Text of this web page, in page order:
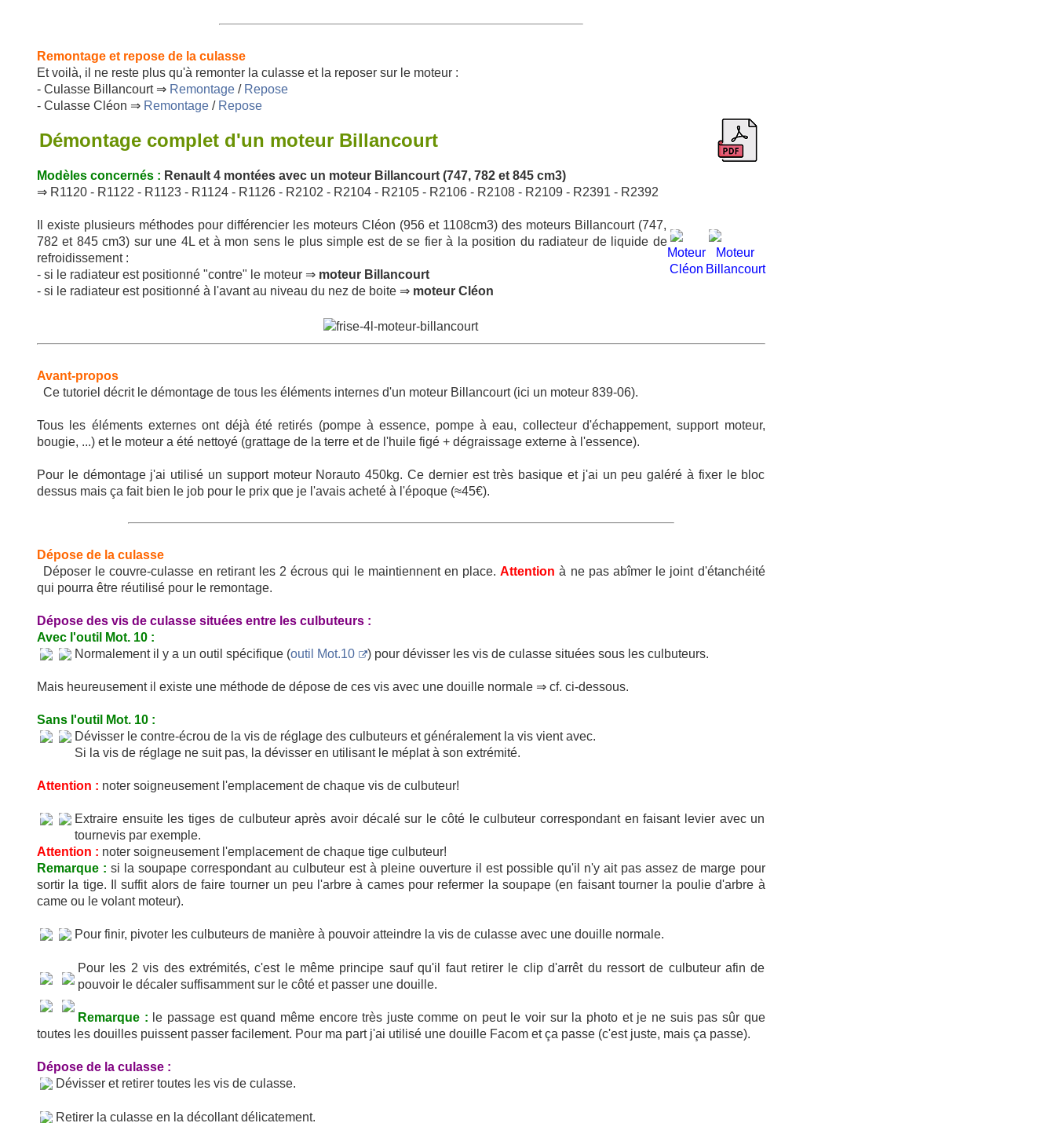
Remontage et repose de la culasse
Et voilà, il ne reste plus qu'à remonter la culasse et la reposer sur le moteur :
- Culasse Billancourt ⇒ Remontage / Repose
- Culasse Cléon ⇒ Remontage / Repose
Démontage complet d'un moteur Billancourt
Modèles concernés : Renault 4 montées avec un moteur Billancourt (747, 782 et 845 cm3)
⇒ R1120 - R1122 - R1123 - R1124 - R1126 - R2102 - R2104 - R2105 - R2106 - R2108 - R2109 - R2391 - R2392
Moteur
Billancourt
Moteur
Cléon
Il existe plusieurs méthodes pour différencier les moteurs Cléon (956 et 1108cm3) des moteurs Billancourt (747,
782 et 845 cm3) sur une 4L et à mon sens le plus simple est de se fier à la position du radiateur de liquide de
refroidissement :
- si le radiateur est positionné "contre" le moteur ⇒ moteur Billancourt
- si le radiateur est positionné à l'avant au niveau du nez de boite ⇒ moteur Cléon
Avant-propos
Ce tutoriel décrit le démontage de tous les éléments internes d'un moteur Billancourt (ici un moteur 839-06).
Tous les éléments externes ont déjà été retirés (pompe à essence, pompe à eau, collecteur d'échappement, support moteur,
bougie, ...) et le moteur a été nettoyé (grattage de la terre et de l'huile figé + dégraissage externe à l'essence).
Pour le démontage j'ai utilisé un support moteur Norauto 450kg. Ce dernier est très basique et j'ai un peu galéré à fixer le bloc
dessus mais ça fait bien le job pour le prix que je l'avais acheté à l'époque (≈45€).
Dépose de la culasse
Déposer le couvre-culasse en retirant les 2 écrous qui le maintiennent en place.Attention à ne pas abîmer le joint d'étanchéité
qui pourra être réutilisé pour le remontage.
Dépose des vis de culasse situées entre les culbuteurs :
Avec l'outil Mot. 10 :
Normalement il y a un outil spécifique (outil Mot.10 ) pour dévisser les vis de culasse situées sous les culbuteurs.
Mais heureusement il existe une méthode de dépose de ces vis avec une douille normale ⇒ cf. ci-dessous.
Sans l'outil Mot. 10 :
Dévisser le contre-écrou de la vis de réglage des culbuteurs et généralement la vis vient avec.
Si la vis de réglage ne suit pas, la dévisser en utilisant le méplat à son extrémité.
Attention : noter soigneusement l'emplacement de chaque vis de culbuteur!
Extraire ensuite les tiges de culbuteur après avoir décalé sur le côté le culbuteur correspondant en faisant levier avec un
tournevis par exemple.
Attention : noter soigneusement l'emplacement de chaque tige culbuteur!
Remarque : si la soupape correspondant au culbuteur est à pleine ouverture il est possible qu'il n'y ait pas assez de marge pour
sortir la tige. Il suffit alors de faire tourner un peu l'arbre à cames pour refermer la soupape (en faisant tourner la poulie d'arbre à
came ou le volant moteur).
Pour finir, pivoter les culbuteurs de manière à pouvoir atteindre la vis de culasse avec une douille normale.
Pour les 2 vis des extrémités, c'est le même principe sauf qu'il faut retirer le clip d'arrêt du ressort de culbuteur afin de
pouvoir le décaler suffisamment sur le côté et passer une douille.
Remarque : le passage est quand même encore très juste comme on peut le voir sur la photo et je ne suis pas sûr que
toutes les douilles puissent passer facilement. Pour ma part j'ai utilisé une douille Facom et ça passe (c'est juste, mais ça passe).
Dépose de la culasse :
Dévisser et retirer toutes les vis de culasse.
Retirer la culasse en la décollant délicatement.